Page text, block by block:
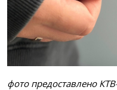
фото предоставлено